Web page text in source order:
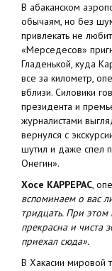
В абаканском
обычаям, но без
привлекать не
«Мерседесов»
Гладенькой, куда
все за километр,
вблизи. Силовики
президента и
журналистами
вернулся с
шутил и даже спел
Онегин».
Хосе КАРРЕРАС,
вспоминаем о вас
тридцать. При
прекрасна и чиста
приехал сюда».
В Хакасии мировой